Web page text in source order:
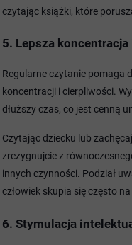
czytając książki, które
5. Lepsza
Regularne czytanie pomaga
koncentracji i cierpliwości.
dłuższy czas, co jest cenną
Czytając dziecku lub
zrezygnujcie z
innych czynności. Podział
człowiek skupia się często
6. Stymulacja